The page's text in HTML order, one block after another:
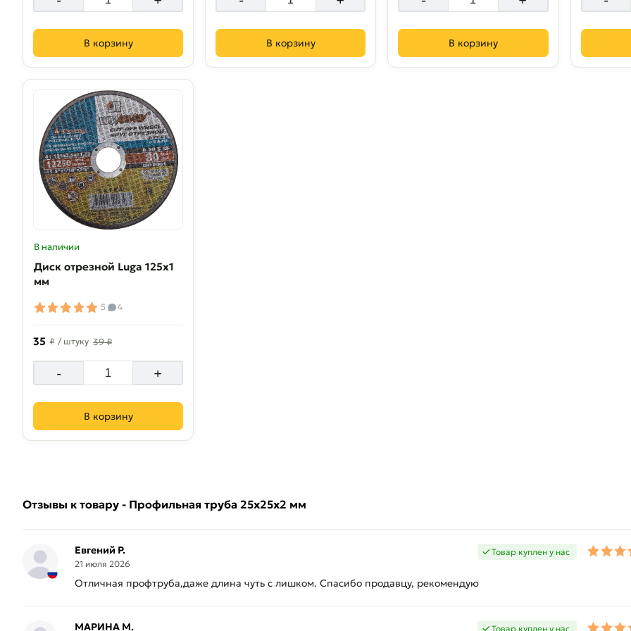
В корзину В корзину В корзину
В наличии
Диск отрезной Luga 125х1
мм
5 4
35 ₽ / штуку 39 ₽
- +
В корзину
Отзывы к товару - Профильная труба 25х25х2 мм
Евгений Р.
21 июля 2026
Товар куплен у нас
Отличная профтруба,даже длина чуть с лишком. Спасибо продавцу, рекомендую
МАРИНА М. Товар куплен у нас